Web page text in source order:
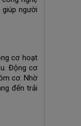
người
cơ hoạt
Động cơ
cơ. Nhờ
đến trải